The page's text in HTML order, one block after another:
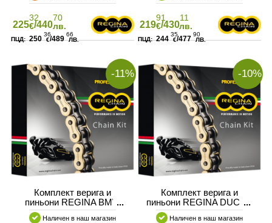
225
32
€/440
70
лв.
250
36
€/489
66
ЛВ.
219
91
€/430
11
лв.
244
35
€/477
90
ЛВ.
-11%
Комплект верига и
пиньони REGINA BMW
S1000 XR
Наличен в наш магазин
-10%
Комплект верига и
пиньони REGINA DUCATI
1099 STREET
Наличен в наш магазин